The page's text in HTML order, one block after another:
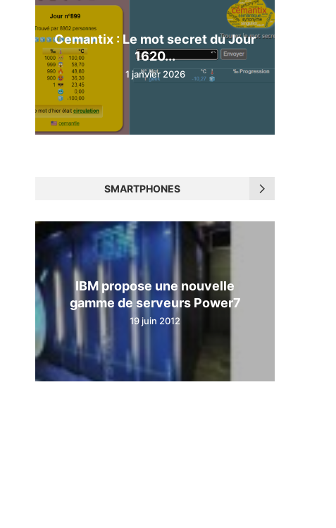
Cemantix : Le mot secret du Jour
1620...
1 janvier 2026
SMARTPHONES
IBM propose une nouvelle
gamme de serveurs Power7
19 juin 2012